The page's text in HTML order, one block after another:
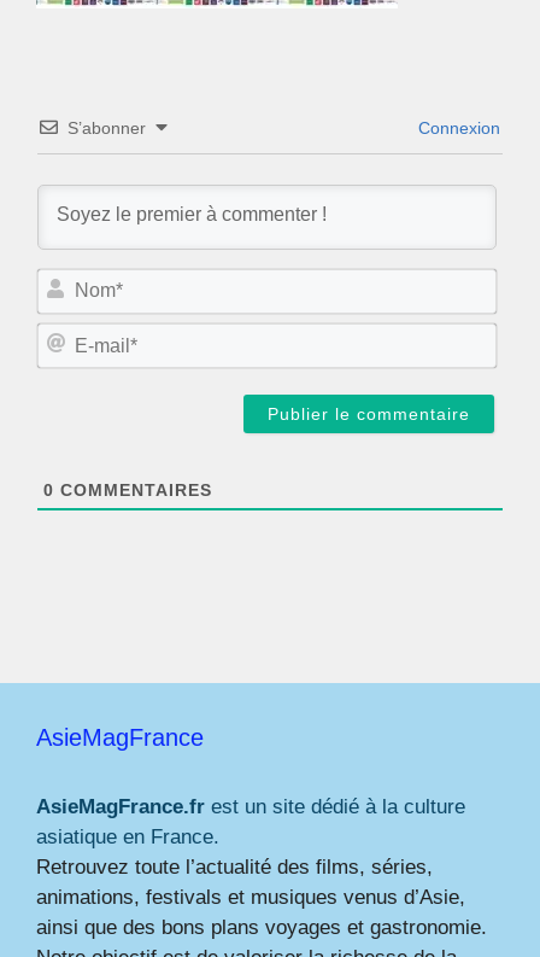
S’abonner Connexion
N
m
E
0 COMMENTAIRES
AsieMagFrance
AsieMagFrance.fr est un site dédié à la culture
asiatique en France.
Retrouvez toute l’actualité des films, séries,
animations, festivals et musiques venus d’Asie,
ainsi que des bons plans voyages et gastronomie.